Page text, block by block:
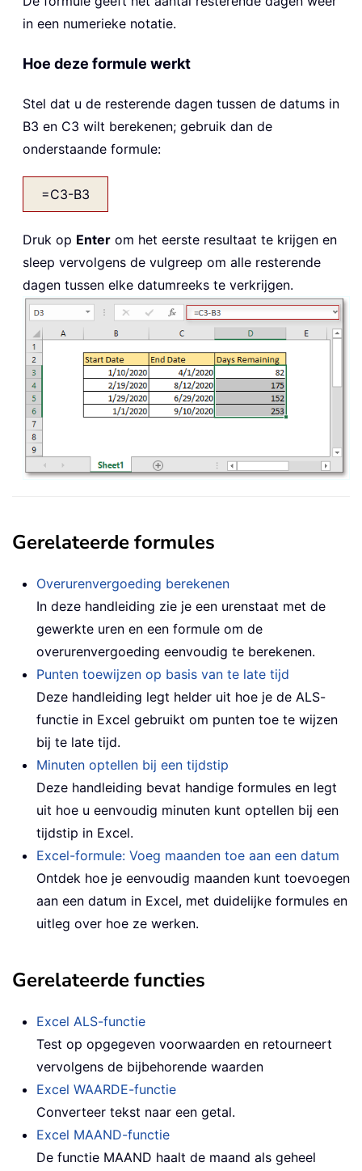
in een numerieke notatie.
Hoe deze formule werkt
Stel dat u de resterende dagen tussen de datums in
B3 en C3 wilt berekenen; gebruik dan de
onderstaande formule:
=C3-B3
Druk op Enter om het eerste resultaat te krijgen en
sleep vervolgens de vulgreep om alle resterende
dagen tussen elke datumreeks te verkrijgen.
Gerelateerde formules
Overurenvergoeding berekenen
In deze handleiding zie je een urenstaat met de
gewerkte uren en een formule om de
overurenvergoeding eenvoudig te berekenen.
Punten toewijzen op basis van te late tijd
Deze handleiding legt helder uit hoe je de ALS-
functie in Excel gebruikt om punten toe te wijzen
bij te late tijd.
Minuten optellen bij een tijdstip
Deze handleiding bevat handige formules en legt
uit hoe u eenvoudig minuten kunt optellen bij een
tijdstip in Excel.
Excel-formule: Voeg maanden toe aan een datum
Ontdek hoe je eenvoudig maanden kunt toevoegen
aan een datum in Excel, met duidelijke formules en
uitleg over hoe ze werken.
Gerelateerde functies
Excel ALS-functie
Test op opgegeven voorwaarden en retourneert
vervolgens de bijbehorende waarden
Excel WAARDE-functie
Converteer tekst naar een getal.
Excel MAAND-functie
De functie MAAND haalt de maand als geheel